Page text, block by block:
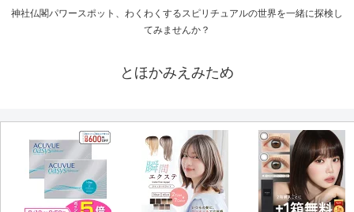
神社仏閣パワースポット、わくわくするスピリチュアルの世界を一緒に探検し
てみませんか？
とほかみえみため